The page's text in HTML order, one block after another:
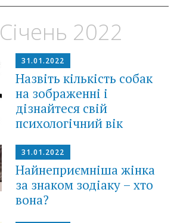
Січень 2022
31.01.2022
Назвіть кількість собак
на зображенні і
дізнайтеся свій
психологічний вік
31.01.2022
Найнеприємніша жінка
за знаком зодіаку – хто
вона?